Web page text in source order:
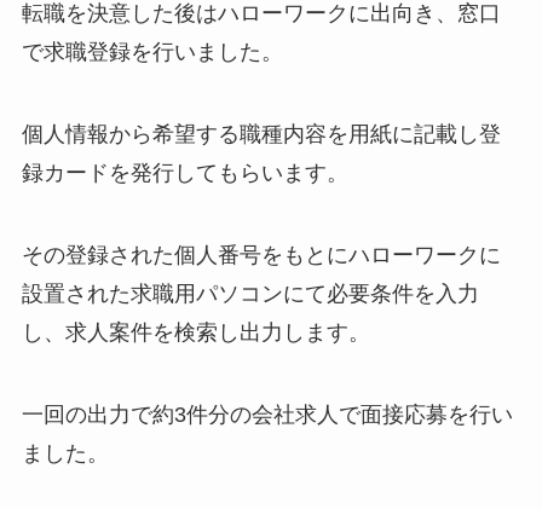
転職を決意した後はハローワークに出向き、窓口
で求職登録を行いました。
個人情報から希望する職種内容を用紙に記載し登
録カードを発行してもらいます。
その登録された個人番号をもとにハローワークに
設置された求職用パソコンにて必要条件を入力
し、求人案件を検索し出力します。
一回の出力で約3件分の会社求人で面接応募を行い
ました。